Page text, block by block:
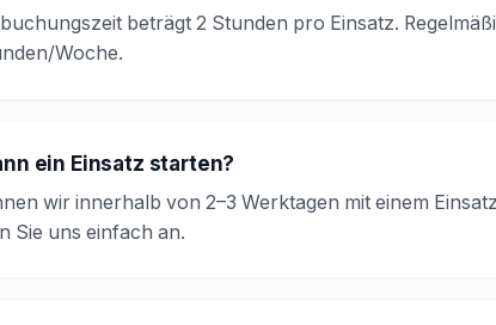
beträgt 2 Stunden pro Einsatz.
Woche.
ein Einsatz starten?
wir innerhalb von 2–3 Werktagen mit einem
Sie uns einfach an.